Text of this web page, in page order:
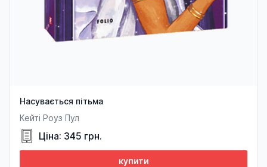
Насувається пітьма
Кейті Роуз Пул
Ціна: 345 грн.
купити